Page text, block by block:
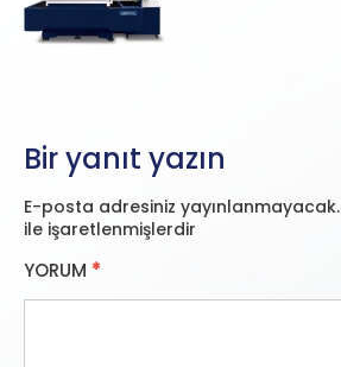
Bir yanıt yazın
E-posta adresiniz yayınlanmayacak.
ile işaretlenmişlerdir
YORUM *